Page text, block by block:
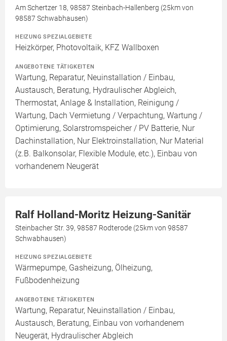
Am Schertzer 18, 98587 Steinbach-Hallenberg (25km von
98587 Schwabhausen)
HEIZUNG SPEZIALGEBIETE
Heizkörper, Photovoltaik, KFZ Wallboxen
ANGEBOTENE TÄTIGKEITEN
Wartung, Reparatur, Neuinstallation / Einbau,
Austausch, Beratung, Hydraulischer Abgleich,
Thermostat, Anlage & Installation, Reinigung /
Wartung, Dach Vermietung / Verpachtung, Wartung /
Optimierung, Solarstromspeicher / PV Batterie, Nur
Dachinstallation, Nur Elektroinstallation, Nur Material
(z.B. Balkonsolar, Flexible Module, etc.), Einbau von
vorhandenem Neugerät
Ralf Holland-Moritz Heizung-Sanitär
Steinbacher Str. 39, 98587 Rodterode (25km von 98587
Schwabhausen)
HEIZUNG SPEZIALGEBIETE
Wärmepumpe, Gasheizung, Ölheizung,
Fußbodenheizung
ANGEBOTENE TÄTIGKEITEN
Wartung, Reparatur, Neuinstallation / Einbau,
Austausch, Beratung, Einbau von vorhandenem
Neugerät, Hydraulischer Abgleich